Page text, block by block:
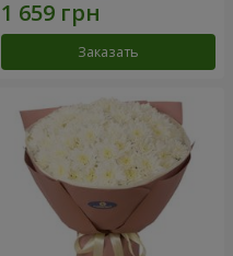
Заказать